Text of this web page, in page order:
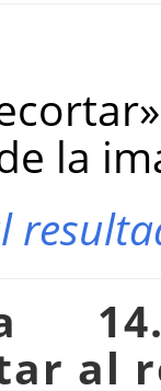
la
al